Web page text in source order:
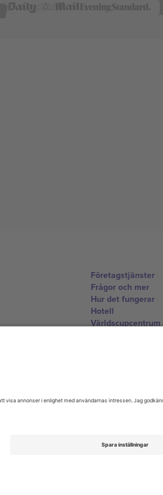
Företagstjänster
Frågor och mer
Hur det fungerar
Hotell
Världscupcentrum
United Kingdom